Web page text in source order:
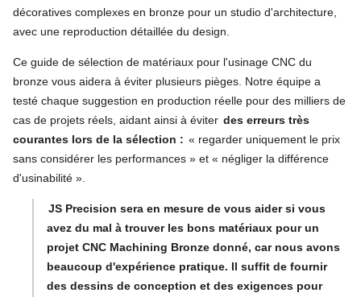
décoratives complexes en bronze pour un studio d'architecture,
avec une reproduction détaillée du design.
Ce guide de sélection de matériaux pour l'usinage CNC du
bronze vous aidera à éviter plusieurs pièges. Notre équipe a
testé chaque suggestion en production réelle pour des milliers de
cas de projets réels, aidant ainsi à éviter des erreurs très
courantes lors de la sélection : « regarder uniquement le prix
sans considérer les performances » et « négliger la différence
d'usinabilité ».
JS Precision sera en mesure de vous aider si vous
avez du mal à trouver les bons matériaux pour un
projet CNC Machining Bronze donné, car nous avons
beaucoup d'expérience pratique. Il suffit de fournir
des dessins de conception et des exigences pour